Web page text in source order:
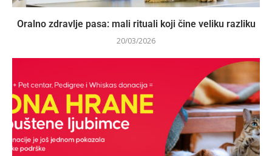
Oralno zdravlje pasa: mali rituali koji čine veliku razliku
20/03/2026